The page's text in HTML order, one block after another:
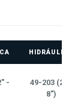
HIDRÁULICA
-
49-203 (2" -
8")